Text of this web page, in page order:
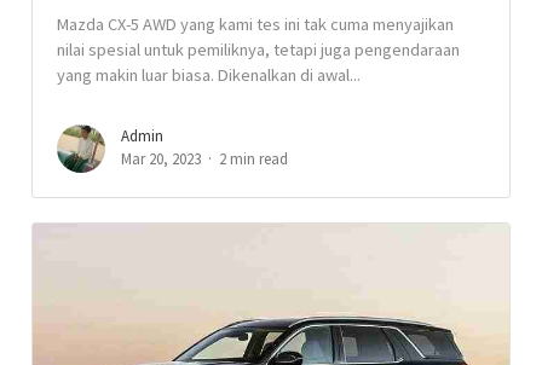
Mazda CX-5 AWD yang kami tes ini tak cuma menyajikan
nilai spesial untuk pemiliknya, tetapi juga pengendaraan
yang makin luar biasa. Dikenalkan di awal...
Admin
Mar 20, 2023
2 min read